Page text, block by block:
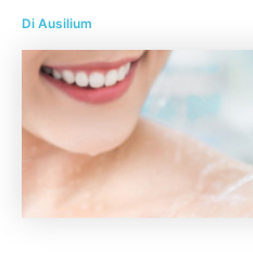
Di Ausilium